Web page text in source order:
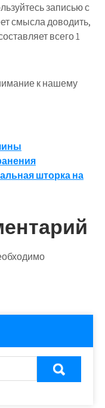
записью с
смысла доводить,
всего 1
к нашему
шторка на